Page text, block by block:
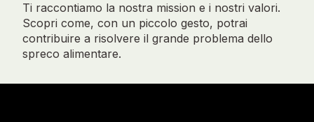
Ti raccontiamo la nostra mission e i nostri valori.
Scopri come, con un piccolo gesto, potrai
contribuire a risolvere il grande problema dello
spreco alimentare.